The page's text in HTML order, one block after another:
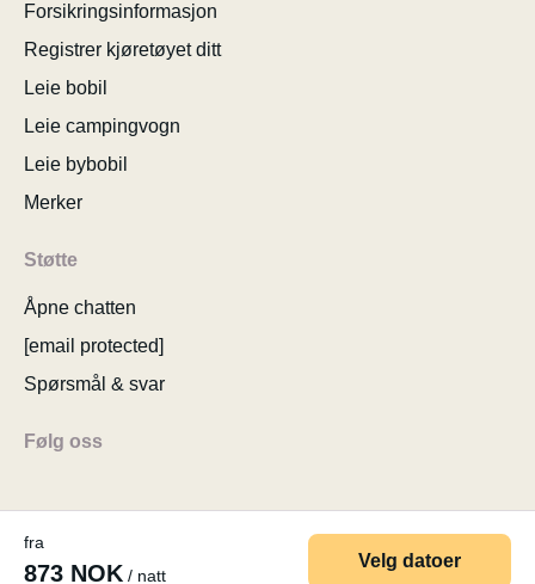
fra
873 NOK / natt
Velg datoer
Forsikringsinformasjon
Registrer kjøretøyet ditt
Leie bobil
Leie campingvogn
Leie bybobil
Merker
Støtte
Åpne chatten
[email protected]
Spørsmål & svar
Følg oss